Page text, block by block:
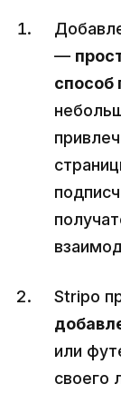
—
способ
Stripo
или
своего